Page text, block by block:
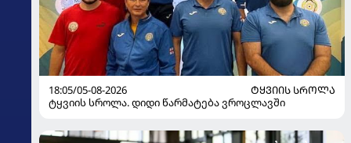
18:05/05-08-2026
ᲢᲧᲕᲘᲘᲡ ᲡᲠᲝᲚᲐ
ტყვიის სროლა. დიდი წარმატება ვროცლავში